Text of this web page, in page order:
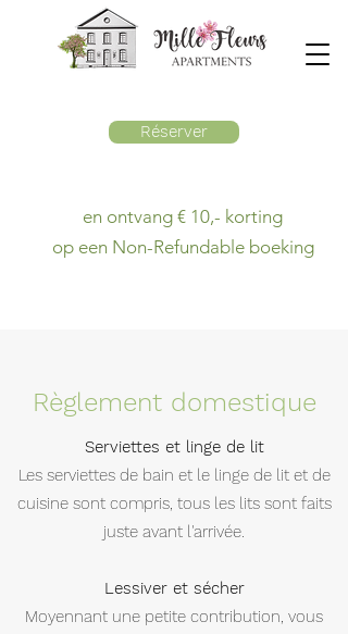
en ontvang € 10,- korting
op een Non-Refundable boeking
Réserver
Règlement domestique
Serviettes et linge de lit
Les serviettes de bain et le linge de lit et de
cuisine sont compris, tous les lits sont faits
juste avant l'arrivée.
Lessiver et sécher
Moyennant une petite contribution, vous